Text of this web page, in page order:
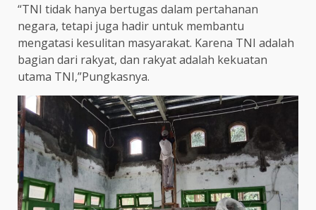
“TNI tidak hanya bertugas dalam pertahanan
negara, tetapi juga hadir untuk membantu
mengatasi kesulitan masyarakat. Karena TNI adalah
bagian dari rakyat, dan rakyat adalah kekuatan
utama TNI,”Pungkasnya.